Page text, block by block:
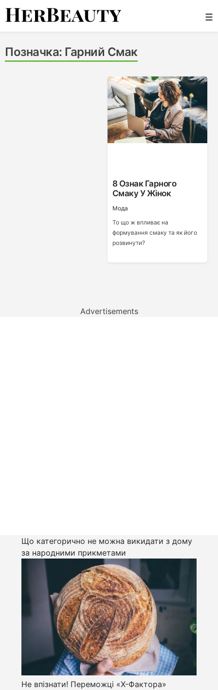
Skip
☰
Позначка: Гарний Смак
8 Ознак Гарного
Смаку У Жінок
Мода
То що ж впливає на
формування смаку та як його
розвинути?
Advertisements
Що категорично не можна викидати з дому
за народними прикметами
Не впізнати! Переможці «Х-Фактора»